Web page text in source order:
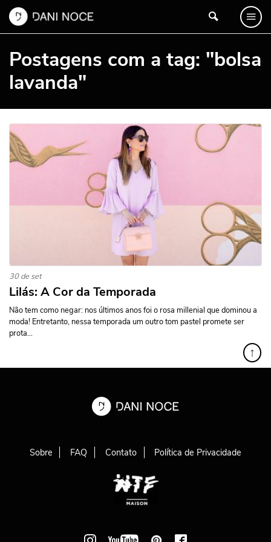
Postagens com a tag: "bolsa
lavanda"
30 de set
Lilás: A Cor da Temporada
Não tem como negar: nos últimos anos foi o rosa millenial que dominou a
moda! Entretanto, nessa temporada um outro tom pastel promete ser
prota...
↑
Sobre FAQ Contato Política de Privacidade